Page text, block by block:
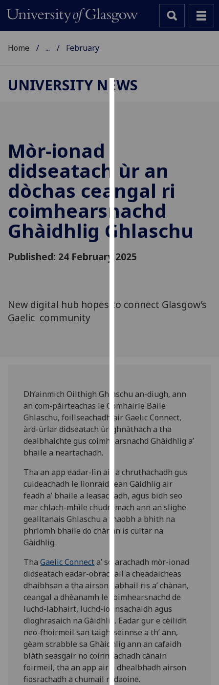
improve
user
experience
and
allow
for
personalised
via
can
we
use
them
on
our
policy
page.
Analytics
I'm
analytics
data
being
recorded
I do not
want
analytics
data
recorded
Personalised
Home ... February
UNIVERSITY NEWS
Mòr-ionad
didseatach ùr an
dòchas ceangal ri
coimhearsnachd
Ghàidhlig Ghlaschu
Published: 24 February 2025
New digital hub hopes to connect Glasgow’s
Gaelic community
Dh’ainmich Oilthigh Ghlaschu an-diugh, ann
an com-pàirteachas le Comhairle Baile
Ghlaschu, foillseachadh air Gaelic Connect,
àrd-ùrlar didseatach ùr-ghnàthach a tha
dealbhaichte gus coimhearsnachd Ghàidhlig a’
bhaile a neartachadh.
Tha an app eadar-lìn air a chruthachadh gus
cuideachadh le lìonraidhean Gàidhlig air
feadh a’ bhaile a leasachadh, agus bidh seo
mar chlach-mhìle chudromach ann an slighe
gealltanais Ghlaschu a thaobh a bhith na
phrìomh bhaile do chànan is cultar na
Gàidhlig.
ThaGaelic Connecta’ solarachadh mòr-ionad
didseatach eadar-obrachail a cheadaicheas
dhaibhsan a tha airson gabhail ris a’ chànan,
ceangal a dhèanamh le coimhearsnachd de
luchd-labhairt, luchd-ionnsachaidh agus
dìoghrasaich na Gàidhlig. Eadar gur e cèilidh
neo-fhoirmeil san taigh-seinnse a th’ ann,
gèam scrabble sa Ghàidhlig ann an cafaidh
blàth seasgair no coinneachadh cànain
foirmeil, tha an app air a dhealbhadh airson
fiosrachadh a chumail ri daoine.